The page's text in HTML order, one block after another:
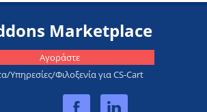
Marketplace
Αγοράστε
Υπηρεσίες/Φιλοξενία για CS-Cart